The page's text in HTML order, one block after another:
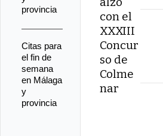
con el
XXXIII
Concur
so de
Colme
nar
provincia
Citas para
el fin de
semana
en Málaga
y
provincia